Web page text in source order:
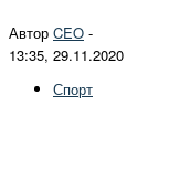
Автор CEO -
13:35, 29.11.2020
Спорт